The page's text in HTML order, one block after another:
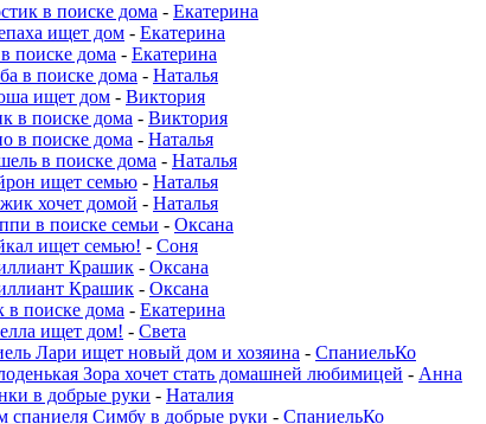
в поиске дома - Екатерина
ищет дом - Екатерина
поиске дома - Екатерина
в поиске дома - Наталья
ищет дом - Виктория
в поиске дома - Виктория
в поиске дома - Наталья
в поиске дома - Наталья
ищет семью - Наталья
хочет домой - Наталья
в поиске семьи - Оксана
ищет семью! - Соня
Крашик - Оксана
Крашик - Оксана
поиске дома - Екатерина
ищет дом! - Света
Лари ищет новый дом и хозяина - СпаниельКо
Зора хочет стать домашней любимицей - Анна
в добрые руки - Наталия
спаниеля Симбу в добрые руки - СпаниельКо